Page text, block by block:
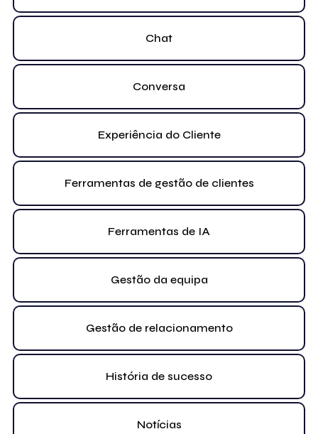
Chat
Conversa
Experiência do Cliente
Ferramentas de gestão de clientes
Ferramentas de IA
Gestão da equipa
Gestão de relacionamento
História de sucesso
Notícias